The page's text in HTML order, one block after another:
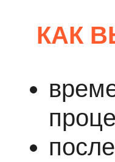
Website →
Website →
КАК